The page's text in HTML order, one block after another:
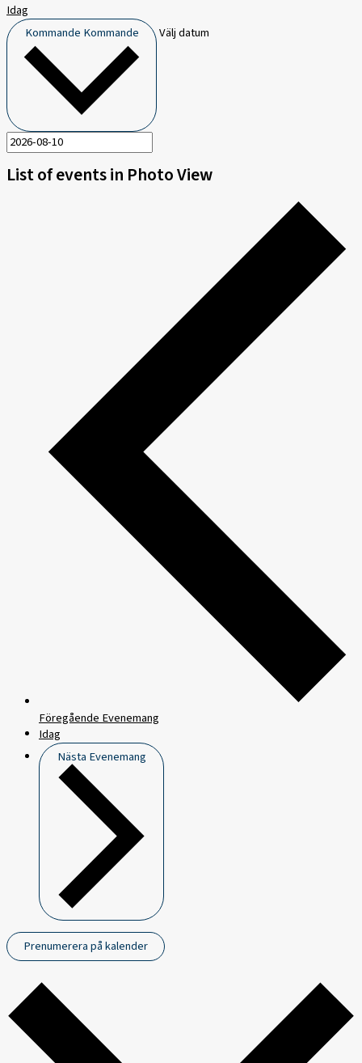
Idag
Kommande Kommande Välj datum
List of events in Photo View
Föregående Evenemang
Idag
Nästa Evenemang
Prenumerera på kalender